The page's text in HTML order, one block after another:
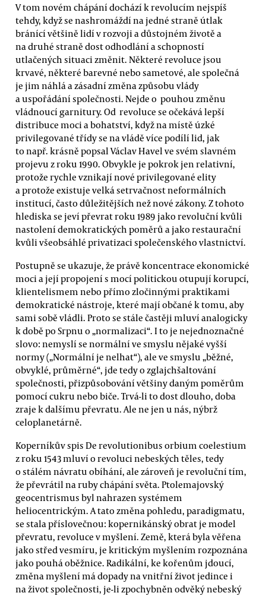
V tom novém chápání dochází k revolucím nejspíš
tehdy, když se nashromáždí na jedné straně útlak
bránící většině lidí v rozvoji a důstojném životě a
na druhé straně dost odhodlání a schopností
utlačených situaci změnit. Některé revoluce jsou
krvavé, některé barevné nebo sametové, ale společná
je jim náhlá a zásadní změna způsobu vlády
a uspořádání společnosti. Nejde o pouhou změnu
vládnoucí garnitury. Od revoluce se očekává lepší
distribuce moci a bohatství, když na místě úzké
privilegované třídy se na vládě více podílí lid, jak
to např. krásně popsal Václav Havel ve svém slavném
projevu z roku 1990. Obvykle je pokrok jen relativní,
protože rychle vznikají nové privilegované elity
a protože existuje velká setrvačnost neformálních
institucí, často důležitějších než nové zákony. Z tohoto
hlediska se jeví převrat roku 1989 jako revoluční kvůli
nastolení demokratických poměrů a jako restaurační
kvůli všeobsáhlé privatizaci společenského vlastnictví.
Postupně se ukazuje, že právě koncentrace ekonomické
moci a její propojení s mocí politickou otupují korupcí,
klientelismem nebo přímo zločinnými praktikami
demokratické nástroje, které mají občané k tomu, aby
sami sobě vládli. Proto se stále častěji mluví analogicky
k době po Srpnu o „normalizaci“. I to je nejednoznačné
slovo: nemyslí se normální ve smyslu nějaké vyšší
normy („Normální je nelhat“), ale ve smyslu „běžné,
obvyklé, průměrné“, jde tedy o zglajchšaltování
společnosti, přizpůsobování většiny daným poměrům
pomocí cukru nebo biče. Trvá-li to dost dlouho, doba
zraje k dalšímu převratu. Ale ne jen u nás, nýbrž
celoplanetárně.
Koperníkův spis De revolutionibus orbium coelestium
z roku 1543 mluví o revoluci nebeských těles, tedy
o stálém návratu obíhání, ale zároveň je revoluční tím,
že převrátil na ruby chápání světa. Ptolemajovský
geocentrismus byl nahrazen systémem
heliocentrickým. A tato změna pohledu, paradigmatu,
se stala příslovečnou: kopernikánský obrat je model
převratu, revoluce v myšlení. Země, která byla věřena
jako střed vesmíru, je kritickým myšlením rozpoznána
jako pouhá oběžnice. Radikální, ke kořenům jdoucí,
změna myšlení má dopady na vnitřní život jedince i
na život společnosti, je-li zpochybněn odvěký nebeský